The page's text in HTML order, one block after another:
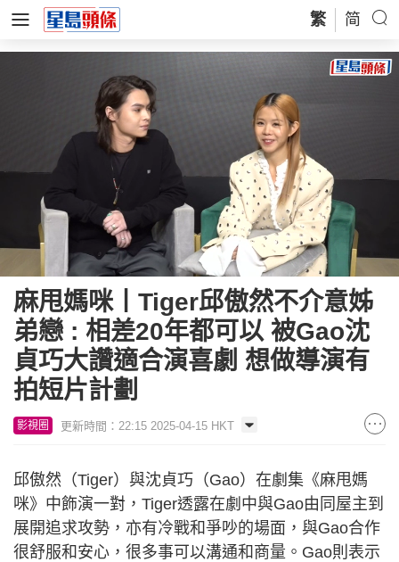
繁 简
Unmute Loaded:
7.30%
麻甩媽咪丨Tiger邱傲然不介意姊
弟戀 : 相差20年都可以 被Gao沈
貞巧大讚適合演喜劇 想做導演有
拍短片計劃
影視圈 更新時間：22:15 2025-04-15 HKT
邱傲然（Tiger）與沈貞巧（Gao）在劇集《麻甩媽
咪》中飾演一對，Tiger透露在劇中與Gao由同屋主到
展開追求攻勢，亦有冷戰和爭吵的場面，與Gao合作
很舒服和安心，很多事可以溝通和商量。Gao則表示